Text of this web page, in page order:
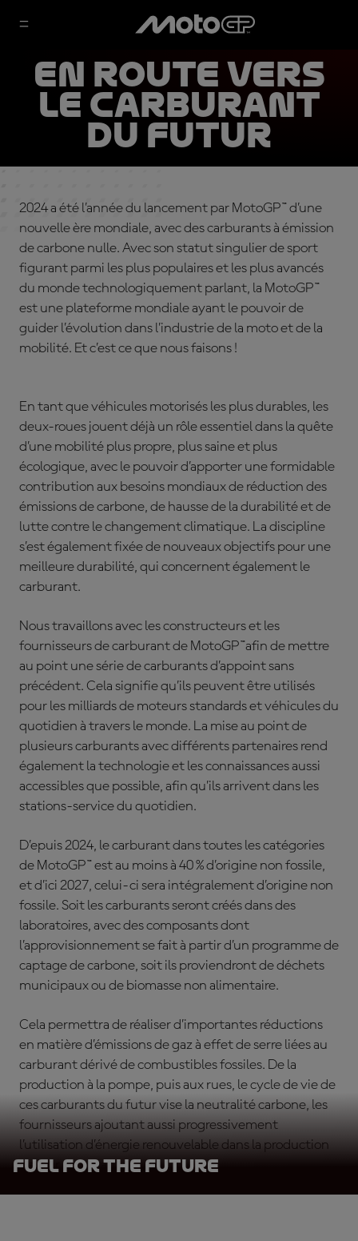
En route vers
le carburant
du futur
2024 a été l’annéedu lancement par MotoGP™d’une
nouvelleère mondiale, avec des carburants à émission
decarbone nulle. Avec son statutsingulierde sport
figurant parmi les plus populaireset les plusavancés
du mondetechnologiquement parlant, la MotoGP™
est une plateforme mondialeayant le pouvoirde
guider l’évolution dans l’industriede la moto et de la
mobilité. Etc’estceque nousfaisons !
En tant que véhicules motorisés les plus durables, les
deux-roues jouent déjà un rôle essentiel dans la quête
d’une mobilité plus propre, plus saine et plus
écologique, avec le pouvoir d’apporter une formidable
contribution aux besoins mondiaux de réduction des
émissions de carbone, de hausse de la durabilité et de
lutte contre le changement climatique. La discipline
s’est également fixée de nouveaux objectifs pour une
meilleure durabilité, qui concernent également le
carburant.
Nous travaillons avec les constructeurs et les
fournisseurs de carburant de MotoGP™afin de mettre
au point une série de carburants d’appoint sans
précédent. Cela signifie qu’ils peuvent être utilisés
pour les milliards de moteurs standards et véhicules du
quotidien à travers le monde. La mise au point de
plusieurs carburants avec différents partenaires rend
également la technologie et les connaissances aussi
accessibles que possible, afin qu’ils arrivent dans les
stations-service du quotidien.
D’epuis 2024, le carburant dans toutes les catégories
de MotoGP™ est au moins à 40 % d’origine non fossile,
et d’ici 2027, celui-ci sera intégralement d’origine non
fossile. Soit les carburants seront créés dans des
laboratoires, avec des composants dont
l’approvisionnement se fait à partir d’un programme de
captage de carbone, soit ils proviendront de déchets
municipaux ou de biomasse non alimentaire.
Cela permettra de réaliser d’importantes réductions
en matière d’émissions de gaz à effet de serre liées au
carburant dérivé de combustibles fossiles. De la
production à la pompe, puis aux rues, le cycle de vie de
ces carburants du futur vise la neutralité carbone, les
fournisseurs ajoutant aussi progressivement
l’utilisation d’énergie renouvelable dans la production
de leur carburant.
Fuel for the future